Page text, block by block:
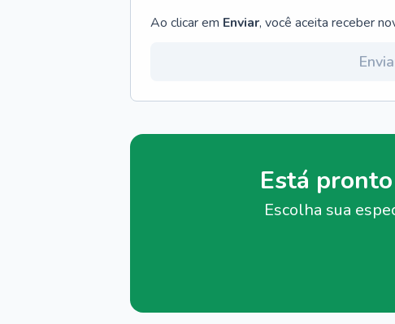
Ao clicar em Enviar, você aceita receber
Está
Escolha sua